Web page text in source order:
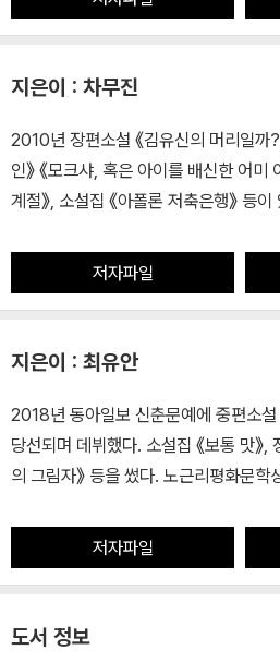
지은이 : 차무진
2010년 장편소설 《김유신의 머리일까?
인》 《모크샤, 혹은 아이를 배신한 어미
계절》, 소설집 《아폴론 저축은행》 등이
저자파일
지은이 : 최유안
2018년 동아일보 신춘문예에 중편소설
당선되며 데뷔했다. 소설집 《보통 맛》,
의 그림자》 등을 썼다. 노근리평화문학
저자파일
도서 정보